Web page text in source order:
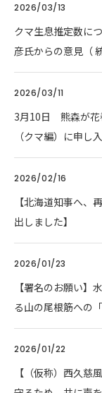
2026/03/13
クマ生息推定数に
彦氏からの意見（
2026/03/11
3月10日 熊森が花
（クマ編）に申し
2026/02/16
【北海道知事へ、
出しました】
2026/01/23
【署名のお願い】
る山の尾根筋への
2026/01/22
【（仮称）西久慈